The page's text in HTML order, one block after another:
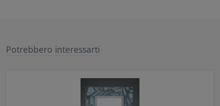
Potrebbero interessarti